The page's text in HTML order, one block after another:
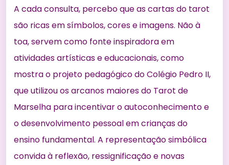
A cada consulta, percebo que as cartas do tarot
são ricas em símbolos, cores e imagens. Não à
toa, servem como fonte inspiradora em
atividades artísticas e educacionais, como
mostra o projeto pedagógico do Colégio Pedro II,
que utilizou os arcanos maiores do Tarot de
Marselha para incentivar o autoconhecimento e
o desenvolvimento pessoal em crianças do
ensino fundamental. A representação simbólica
convida à reflexão, ressignificação e novas